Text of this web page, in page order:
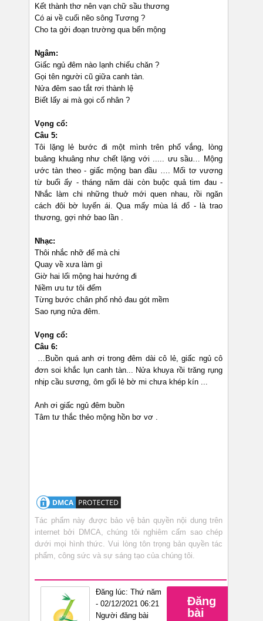
Kết thành thơ nên vạn chữ sầu thương
Có ai về cuối nẽo sông Tương ?
Cho ta gởi đoạn trường qua bến mộng
Ngâm:
Giấc ngủ đêm nào lạnh chiếu chăn ?
Gọi tên người cũ giữa canh tàn.
Nửa đêm sao tắt rơi thành lệ
Biết lấy ai mà gọi cố nhân ?
Vọng cổ:
Câu 5:
Tôi lặng lẻ bước đi một mình trên phố vắng, lòng
buâng khuâng như chết lặng với ..... ưu sầu… Mộng
ước tàn theo - giấc mộng ban đầu …. Mối tơ vương
từ buổi ấy - tháng năm dài còn buộc quả tim đau -
Nhắc làm chi những thuở mới quen nhau, rồi ngăn
cách đôi bờ luyến ái. Qua mấy mùa lá đổ - là trao
thương, gợi nhớ bao lần .
Nhạc:
Thôi nhắc nhỡ để mà chi
Quay về xưa làm gì
Giờ hai lối mộng hai hướng đi
Niềm ưu tư tôi đếm
Từng bước chân phố nhỏ đau gót mềm
Sao rụng nửa đêm.
Vọng cổ:
Câu 6:
…Buồn quá anh ơi trong đêm dài cô lẻ, giấc ngủ cô
đơn soi khắc lụn canh tàn... Nửa khuya rồi trăng rụng
nhịp cầu sương, ôm gối lẻ bờ mi chưa khép kín ...
Anh ơi giấc ngủ đêm buồn
Tâm tư thắc thẻo mộng hồn bơ vơ .
Tác phẩm này được bảo vệ bản quyền nội dung trên
internet bởi DMCA, chúng tôi nghiêm cấm sao chép
dưới mọi hình thức. Vui lòng tôn trọng bản quyền tác
phẩm, công sức và sự sáng tạo của chúng tôi.
Đăng lúc: Thứ năm
- 02/12/2021 06:21
Người đăng bài
Đăng
bài